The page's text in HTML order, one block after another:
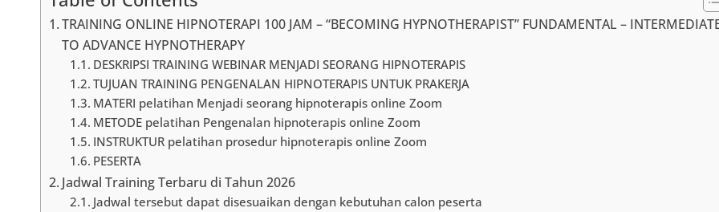
TRAINING ONLINE HIPNOTERAPI 100 JAM – “BECOMING HYPNOTHERAPIST” FUNDAMENTAL –
TO ADVANCE HYPNOTHERAPY
DESKRIPSI TRAINING WEBINAR MENJADI SEORANG HIPNOTERAPIS
TUJUAN TRAINING PENGENALAN HIPNOTERAPIS UNTUK PRAKERJA
MATERI pelatihan Menjadi seorang hipnoterapis online Zoom
METODE pelatihan Pengenalan hipnoterapis online Zoom
INSTRUKTUR pelatihan prosedur hipnoterapis online Zoom
PESERTA
Jadwal Training Terbaru di Tahun 2026
Jadwal tersebut dapat disesuaikan dengan kebutuhan calon peserta